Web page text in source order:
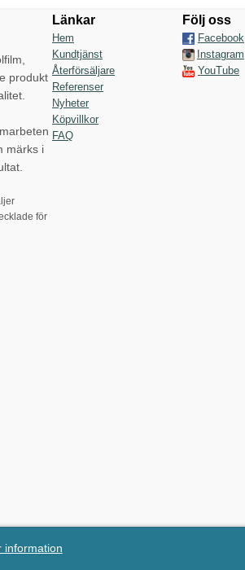
information
produkt
märks i
för
Länkar
Hem
Kundtjänst
Återförsäljare
Referenser
Nyheter
Köpvillkor
FAQ
Följ oss
Facebook
Instagram
YouTube